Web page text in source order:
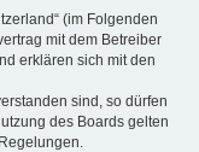
(im Folgenden
mit dem Betreiber
erklären sich mit den
sind, so dürfen
des Boards gelten